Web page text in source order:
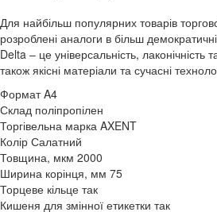
Для найбільш популярних товарів
розроблені аналоги в більш
Delta – це універсальність, лаконічність
також якісні матеріали та сучасні
Формат A4
Склад поліпропілен
Торгівельна марка AXENT
Колір Салатний
Товщина, мкм 2000
Ширина корінця, мм 75
Торцеве кільце так
Кишеня для змінної етикетки так